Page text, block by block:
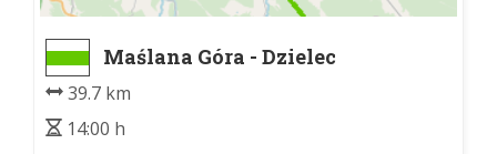
Maślana Góra - Dzielec
39.7 km
14:00 h